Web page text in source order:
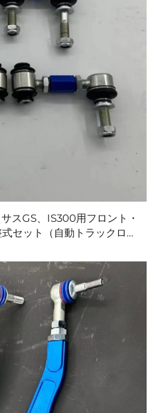
スGS、IS300用フロント・
セット（自動トラックロッ